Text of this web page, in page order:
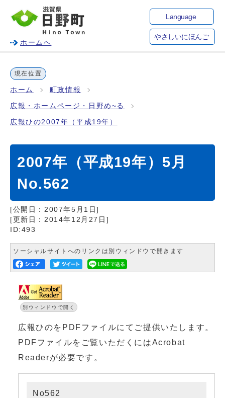
ホームへ
Language
やさしいにほんご
現在位置
ホーム 町政情報
広報・ホームページ・日野め~る
広報ひの2007年（平成19年）
2007年（平成19年）5月
No.562
[公開日： 2007年5月1日]
[更新日： 2014年12月27日 ]
ID:493
ソーシャルサイトへのリンクは別ウィンドウで開きます
別ウィンドウで開く
広報ひのをPDFファイルにてご提供いたします。
PDFファイルをご覧いただくにはAcrobat
Readerが必要です。
No562